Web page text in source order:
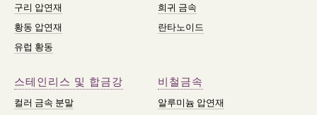
구리 압연재
황동 압연재
유럽 황동
희귀 금속
란타노이드
스테인리스 및 합금강
컬러 금속 분말
비철금속
알루미늄 압연재